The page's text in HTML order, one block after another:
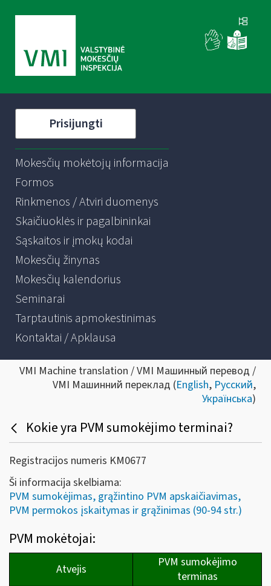
Prisijungti
Mokesčių mokėtojų informacija
Formos
Rinkmenos / Atviri duomenys
Skaičiuoklės ir pagalbininkai
Sąskaitos ir įmokų kodai
Mokesčių žinynas
Mokesčių kalendorius
Seminarai
Tarptautinis apmokestinimas
Kontaktai / Apklausa
VMI Machine translation / VMI Машинный перевод /
VMI Машинний переклад (English, Русский,
Українська)
Kokie yra PVM sumokėjimo terminai?
Registracijos numeris KM0677
Ši informacija skelbiama:
PVM sumokėjimas, grąžintino PVM apskaičiavimas,
PVM permokos įskaitymas ir grąžinimas (90-94 str.)
PVM mokėtojai:
Atvejis
PVM sumokėjimo
terminas